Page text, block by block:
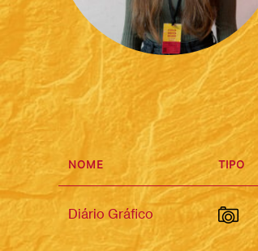
NOME TIPO
Diário Gráfico